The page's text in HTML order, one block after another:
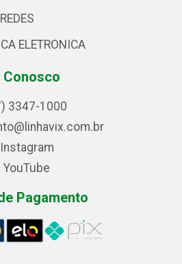
REDES
ELETRONICA
Conosco
3347-1000
Instagram
YouTube
Pagamento